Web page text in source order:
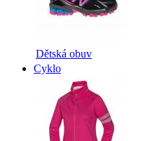
Dětská obuv
Cyklo